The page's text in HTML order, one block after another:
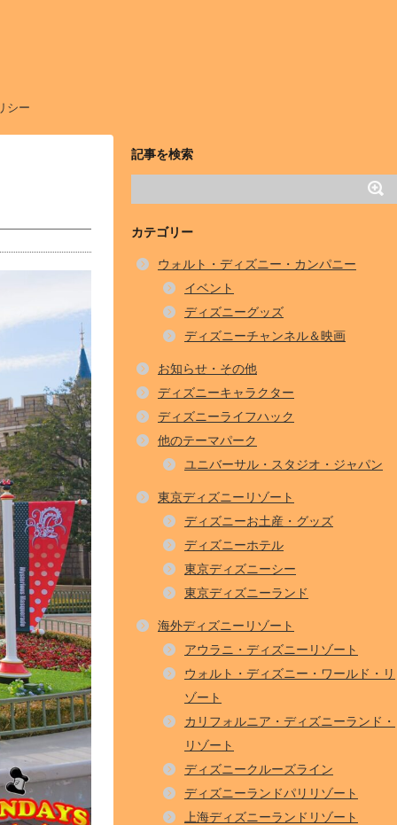
シー
記事を検索
カテゴリー
ウォルト・ディズニー・カンパニー
イベント
ディズニーグッズ
ディズニーチャンネル＆映画
お知らせ・その他
ディズニーキャラクター
ディズニーライフハック
他のテーマパーク
ユニバーサル・スタジオ・ジャパン
東京ディズニーリゾート
ディズニーお土産・グッズ
ディズニーホテル
東京ディズニーシー
東京ディズニーランド
海外ディズニーリゾート
アウラニ・ディズニーリゾート
ウォルト・ディズニー・ワールド・リ
ゾート
カリフォルニア・ディズニーランド・
リゾート
ディズニークルーズライン
ディズニーランドパリリゾート
上海ディズニーランドリゾート